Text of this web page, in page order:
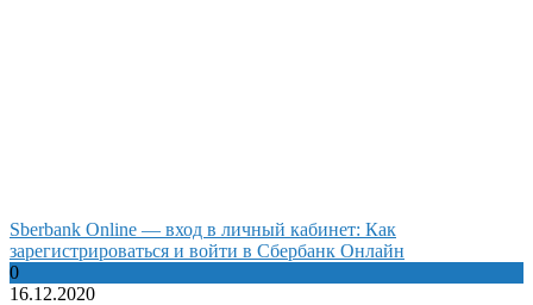
Sberbank Online — вход в личный кабинет: Как
зарегистрироваться и войти в Сбербанк Онлайн
0
16.12.2020